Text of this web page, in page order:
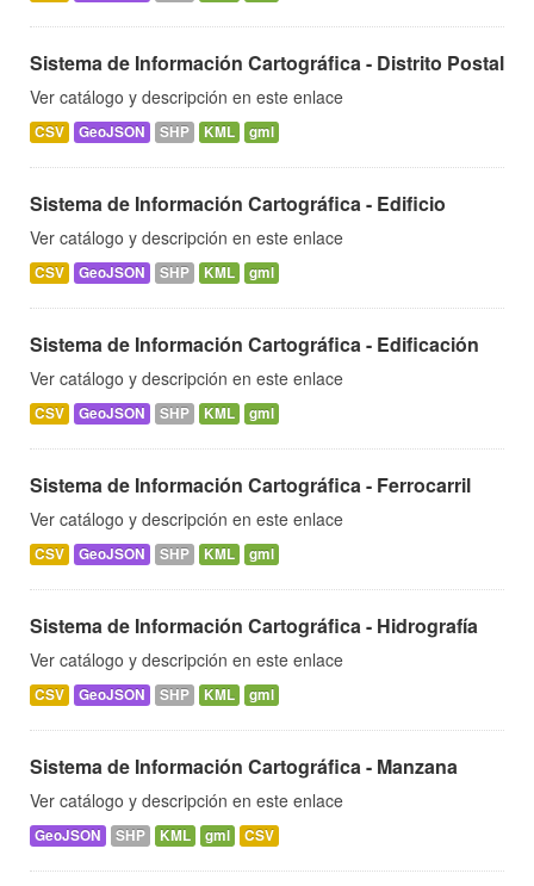
Sistema de Información Cartográfica - Distrito Postal
Ver catálogo y descripción en este enlace
CSV GeoJSON SHP KML gml
Sistema de Información Cartográfica - Edificio
Ver catálogo y descripción en este enlace
CSV GeoJSON SHP KML gml
Sistema de Información Cartográfica - Edificación
Ver catálogo y descripción en este enlace
CSV GeoJSON SHP KML gml
Sistema de Información Cartográfica - Ferrocarril
Ver catálogo y descripción en este enlace
CSV GeoJSON SHP KML gml
Sistema de Información Cartográfica - Hidrografía
Ver catálogo y descripción en este enlace
CSV GeoJSON SHP KML gml
Sistema de Información Cartográfica - Manzana
Ver catálogo y descripción en este enlace
GeoJSON SHP KML gml CSV